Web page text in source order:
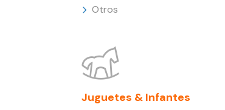
Otros
Juguetes & Infantes